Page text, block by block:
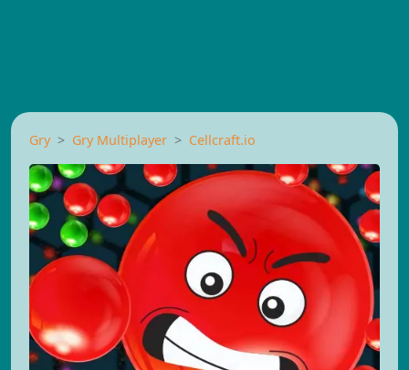
Gry Gry Multiplayer Cellcraft.io